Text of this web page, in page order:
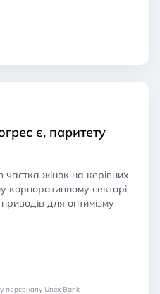
є, паритету
частка жінок на керівних
корпоративному секторі
для оптимізму
персоналу Unex Bank